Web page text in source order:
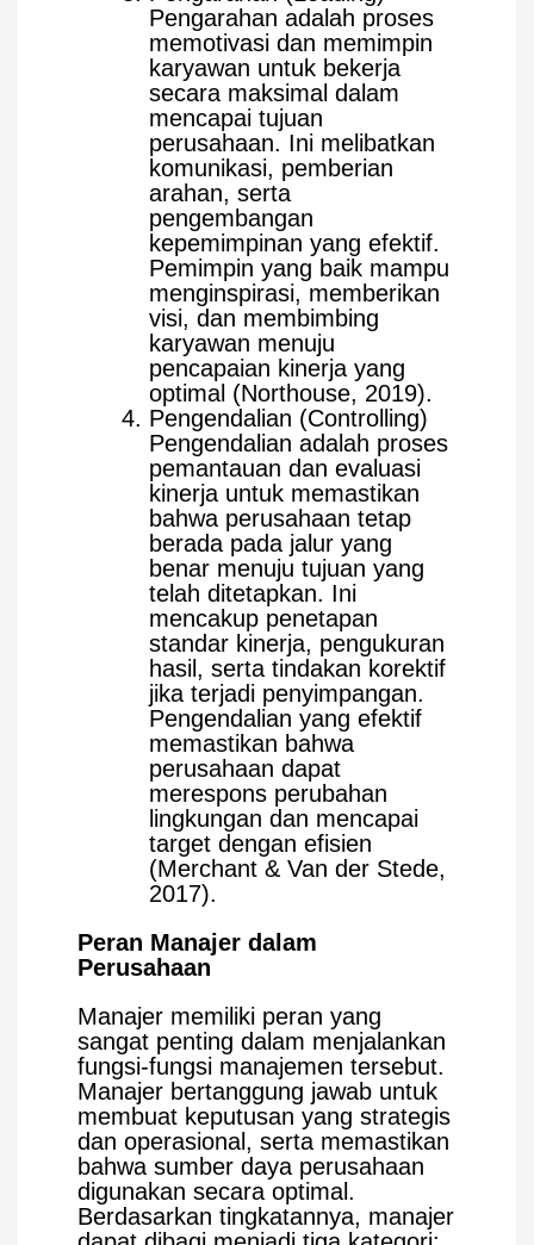
Pengarahan adalah proses
memotivasi dan memimpin
karyawan untuk bekerja
secara maksimal dalam
mencapai tujuan
perusahaan. Ini melibatkan
komunikasi, pemberian
arahan, serta
pengembangan
kepemimpinan yang efektif.
Pemimpin yang baik mampu
menginspirasi, memberikan
visi, dan membimbing
karyawan menuju
pencapaian kinerja yang
optimal (Northouse, 2019).
Pengendalian (Controlling)
Pengendalian adalah proses
pemantauan dan evaluasi
kinerja untuk memastikan
bahwa perusahaan tetap
berada pada jalur yang
benar menuju tujuan yang
telah ditetapkan. Ini
mencakup penetapan
standar kinerja, pengukuran
hasil, serta tindakan korektif
jika terjadi penyimpangan.
Pengendalian yang efektif
memastikan bahwa
perusahaan dapat
merespons perubahan
lingkungan dan mencapai
target dengan efisien
(Merchant & Van der Stede,
2017).
Peran Manajer dalam
Perusahaan
Manajer memiliki peran yang
sangat penting dalam menjalankan
fungsi-fungsi manajemen tersebut.
Manajer bertanggung jawab untuk
membuat keputusan yang strategis
dan operasional, serta memastikan
bahwa sumber daya perusahaan
digunakan secara optimal.
Berdasarkan tingkatannya, manajer